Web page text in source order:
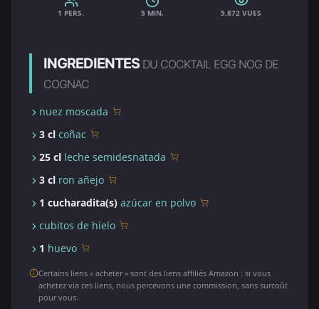
1 PERS. 5 MIN. 5,872 VUES
INGREDIENTES DU COCKTAIL EGG NOG DE
COGNAC
nuez moscada
3 cl coñac
25 cl leche semidesnatada
3 cl ron añejo
1 cucharadita(s) azúcar en polvo
cubitos de hielo
1 huevo
Certains liens « acheter » sont des liens affiliés Amazon : si vous
achetez via ces liens, nous percevons une commission, sans surcoût
pour vous.